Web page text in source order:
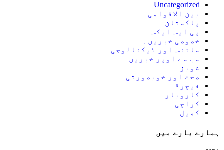
Uncategorized
بین الاقوامی
پاکستان
پی ایس ایکس
خصوصی خبریں۔
سائنس اور ٹیکنالوجی
سب سے اوپر خبریں
شوبز
صحت اور خوبصورتی
فیچرڈ
کاروبار
کراچی
کھیل
ہمارے بارے میں